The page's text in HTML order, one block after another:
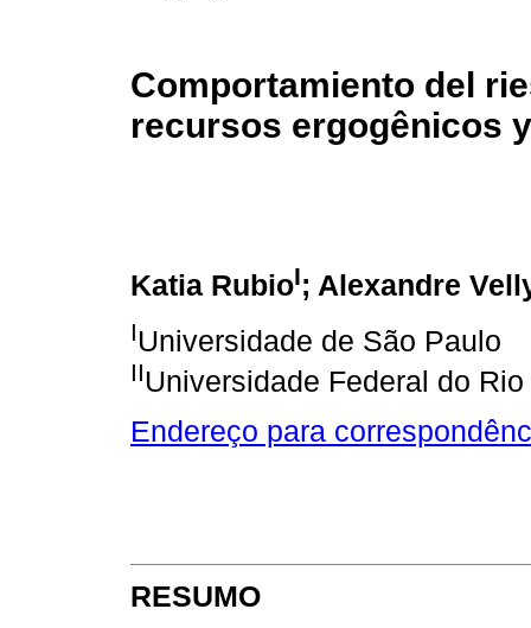
Comportamiento del
recursos ergogênicos
Katia RubioI; Alexandre
IUniversidade de São Paulo
IIUniversidade Federal do
Endereço para
RESUMO